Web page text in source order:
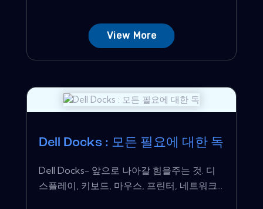
View More
Dell Docks : 모든 필요에 대한 독
Dell Docks- 앞으로 나아갈 힘을주는 것. 디
스플레이, 키보드, 마우스, 프린터, 네트워크...